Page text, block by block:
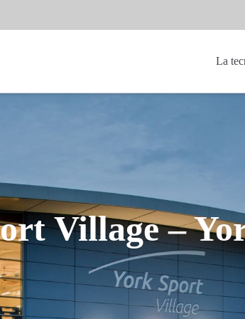
La
Village –